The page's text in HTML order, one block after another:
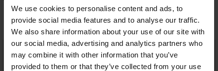
We use cookies to personalise content and ads, to
provide social media features and to analyse our traffic.
We also share information about your use of our site with
our social media, advertising and analytics partners who
may combine it with other information that you’ve
provided to them or that they’ve collected from your use
Objevte podobné kousky
LIMITED